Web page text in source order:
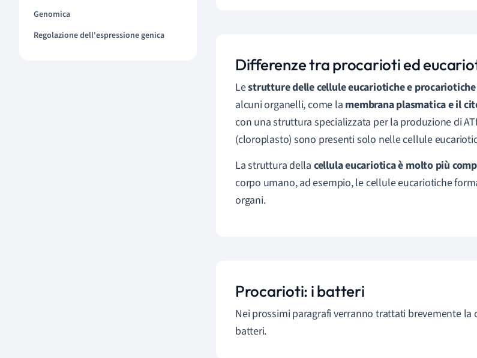
Genomica
Regolazione dell'espressione genica
Differenze tra procarioti ed
Lestrutture delle cellule eucariotiche e
alcuni organelli, come la membrana plasmatica e il
con una struttura specializzata per la produzione di
(cloroplasto) sono presenti solo nelle cellule
La struttura della cellula eucariotica è molto più
corpo umano, ad esempio, le cellule eucariotiche
organi.
Procarioti: i batteri
Nei prossimi paragrafi verranno trattati brevemente la
batteri.